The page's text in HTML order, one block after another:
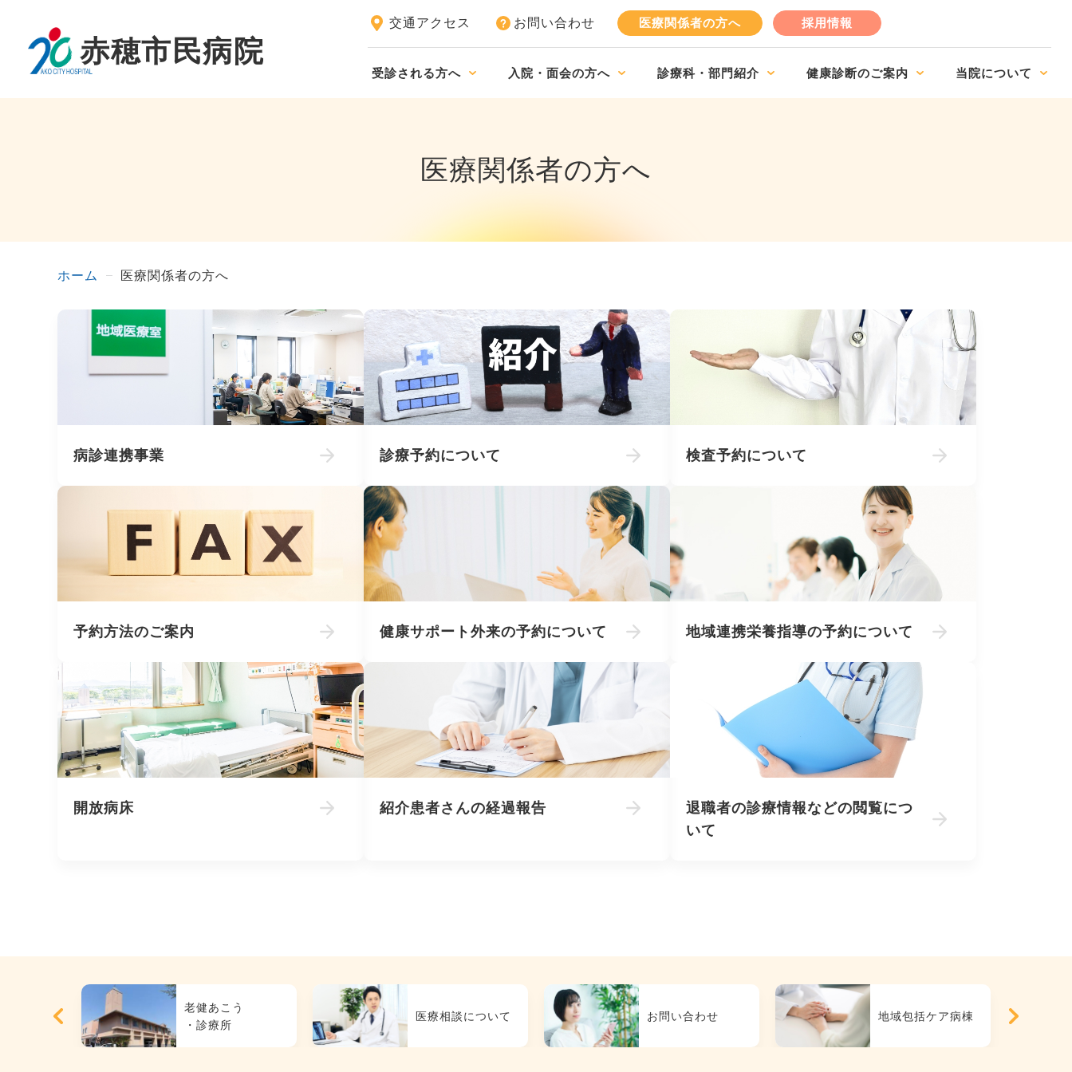
交通アクセス お問い合わせ 医療関係者の方へ 採用情報
受診される方へ 入院・面会の方へ 診療科・部門紹介 健康診断のご案内 当院について
医療関係者の方へ
ホーム 医療関係者の方へ
病診連携事業 診療予約について 検査予約について
予約方法のご案内 健康サポート外来の予約について 地域連携栄養指導の予約について
開放病床 紹介患者さんの経過報告
退職者の診療情報などの閲覧につ
いて
老健あこう
・診療所
医療相談について お問い合わせ 地域包括ケア病棟